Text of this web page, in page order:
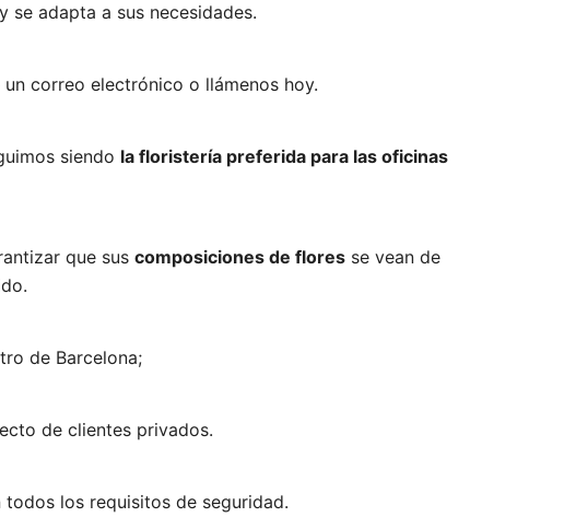
adapta a sus necesidades.
correo electrónico o llámenos hoy.
siendo la floristería preferida para las oficinas
que sus composiciones de flores se vean de
de Barcelona;
de clientes privados.
los requisitos de seguridad.